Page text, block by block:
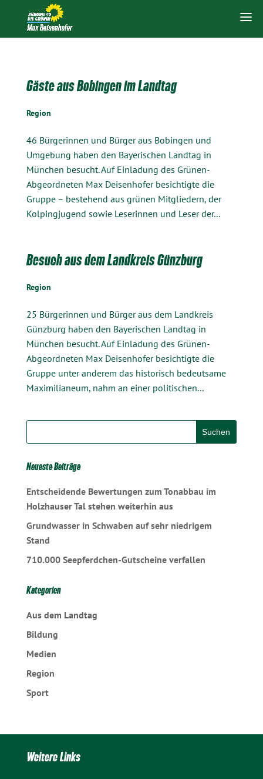
Gäste aus Bobingen im Landtag
Region
46 Bürgerinnen und Bürger aus Bobingen und
Umgebung haben den Bayerischen Landtag in
München besucht. Auf Einladung des Grünen-
Abgeordneten Max Deisenhofer besichtigte die
Gruppe – bestehend aus grünen Mitgliedern, der
Kolpingjugend sowie Leserinnen und Leser der...
Besuch aus dem Landkreis Günzburg
Region
25 Bürgerinnen und Bürger aus dem Landkreis
Günzburg haben den Bayerischen Landtag in
München besucht. Auf Einladung des Grünen-
Abgeordneten Max Deisenhofer besichtigte die
Gruppe unter anderem das historisch bedeutsame
Maximilianeum, nahm an einer politischen...
Neueste Beiträge
Entscheidende Bewertungen zum Tonabbau im
Holzhauser Tal stehen weiterhin aus
Grundwasser in Schwaben auf sehr niedrigem
Stand
710.000 Seepferdchen-Gutscheine verfallen
Kategorien
Aus dem Landtag
Bildung
Medien
Region
Sport
Weitere Links